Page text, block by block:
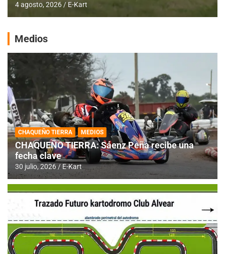
4 agosto, 2026 E-Kart
Medios
CHAQUEÑO TIERRA MEDIOS
CHAQUEÑO TIERRA: Sáenz Peña recibe una
fecha clave
30 julio, 2026 E-Kart